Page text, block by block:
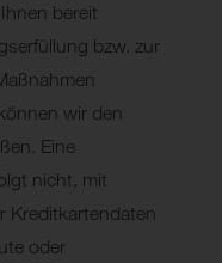
bereit
bzw. zur
wir den
Eine
nicht, mit
Kreditkartendaten
oder